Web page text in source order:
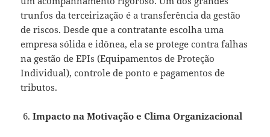
trunfos da terceirização é a transferência da gestão
de riscos. Desde que a contratante escolha uma
empresa sólida e idônea, ela se protege contra falhas
na gestão de EPIs (Equipamentos de Proteção
Individual), controle de ponto e pagamentos de
tributos.
Impacto na Motivação e Clima Organizacional